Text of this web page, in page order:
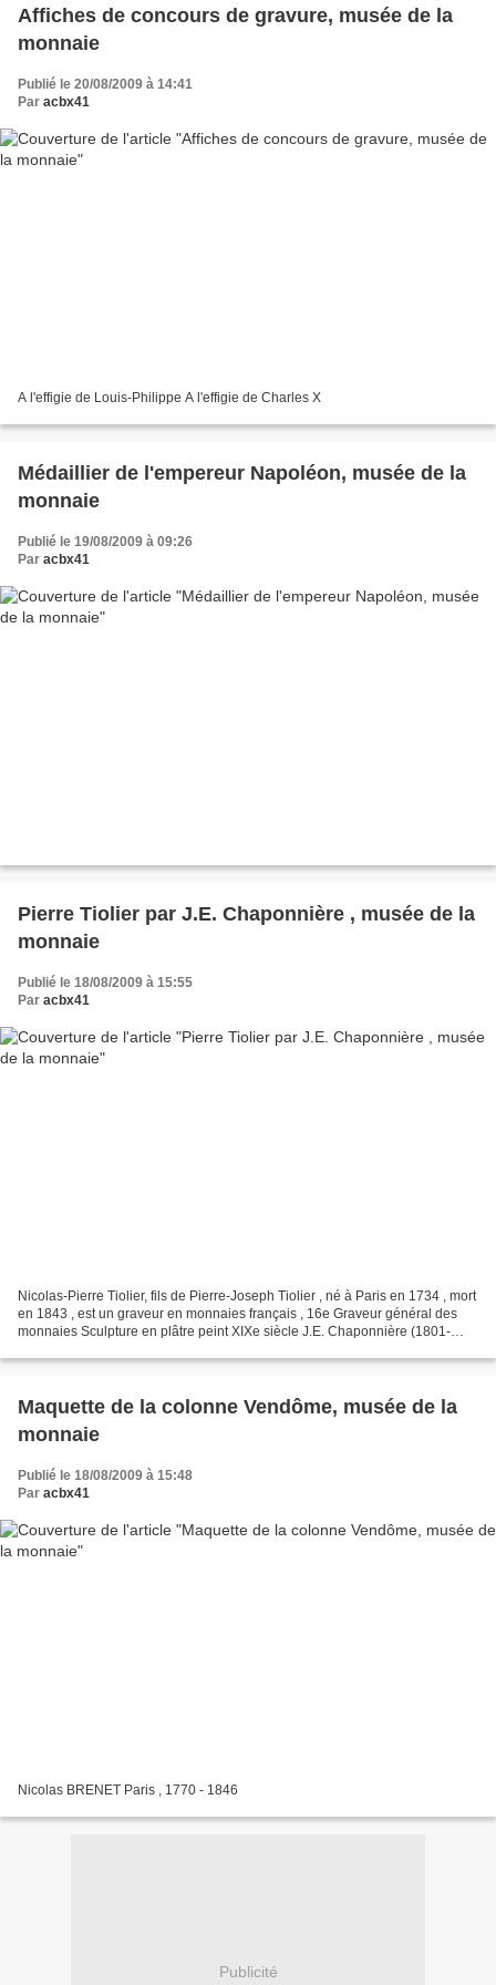
Affiches de concours de gravure, musée de la
monnaie
Publié le 20/08/2009 à 14:41
Par acbx41
A l'effigie de Louis-Philippe A l'effigie de Charles X
Médaillier de l'empereur Napoléon, musée de la
monnaie
Publié le 19/08/2009 à 09:26
Par acbx41
Pierre Tiolier par J.E. Chaponnière , musée de la
monnaie
Publié le 18/08/2009 à 15:55
Par acbx41
Nicolas-Pierre Tiolier, fils de Pierre-Joseph Tiolier , né à Paris en 1734 , mort
en 1843 , est un graveur en monnaies français , 16e Graveur général des
monnaies Sculpture en plâtre peint XIXe siècle J.E. Chaponnière (1801-
Maquette de la colonne Vendôme, musée de la
monnaie
Publié le 18/08/2009 à 15:48
Par acbx41
Nicolas BRENET Paris , 1770 - 1846
Publicité